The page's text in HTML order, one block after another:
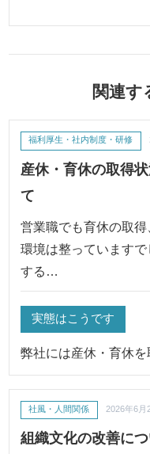
関連す
産休・育休の取得
て
福利厚生・社内制度・研修
営業職でも育休の取
環境は整っています
する…
実態はこうです
弊社には産休・育休
組織文化の改善に
社風・人間関係 2026年6月